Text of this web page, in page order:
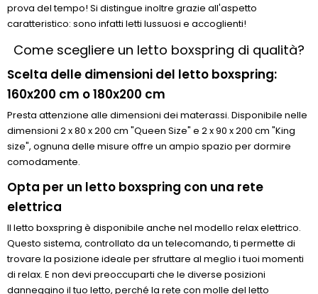
prova del tempo! Si distingue inoltre grazie all'aspetto
caratteristico: sono infatti letti lussuosi e accoglienti!
Come scegliere un letto boxspring di qualità?
Scelta delle dimensioni del letto boxspring:
160x200 cm o 180x200 cm
Presta attenzione alle dimensioni dei materassi. Disponibile nelle
dimensioni 2 x 80 x 200 cm "Queen Size" e 2 x 90 x 200 cm "King
size", ognuna delle misure offre un ampio spazio per dormire
comodamente.
Opta per un letto boxspring con una rete
elettrica
Il letto boxspring è disponibile anche nel modello relax elettrico.
Questo sistema, controllato da un telecomando, ti permette di
trovare la posizione ideale per sfruttare al meglio i tuoi momenti
di relax. E non devi preoccuparti che le diverse posizioni
danneggino il tuo letto, perché la rete con molle del letto